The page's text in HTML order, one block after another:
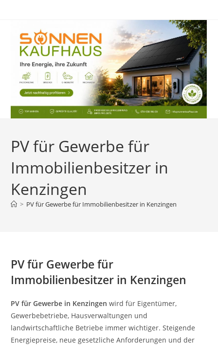
PV für Gewerbe für
Immobilienbesitzer in
Kenzingen
> PV für Gewerbe für Immobilienbesitzer in Kenzingen
PV für Gewerbe für
Immobilienbesitzer in Kenzingen
PV für Gewerbe in Kenzingen wird für Eigentümer,
Gewerbebetriebe, Hausverwaltungen und
landwirtschaftliche Betriebe immer wichtiger. Steigende
Energiepreise, neue gesetzliche Anforderungen und der